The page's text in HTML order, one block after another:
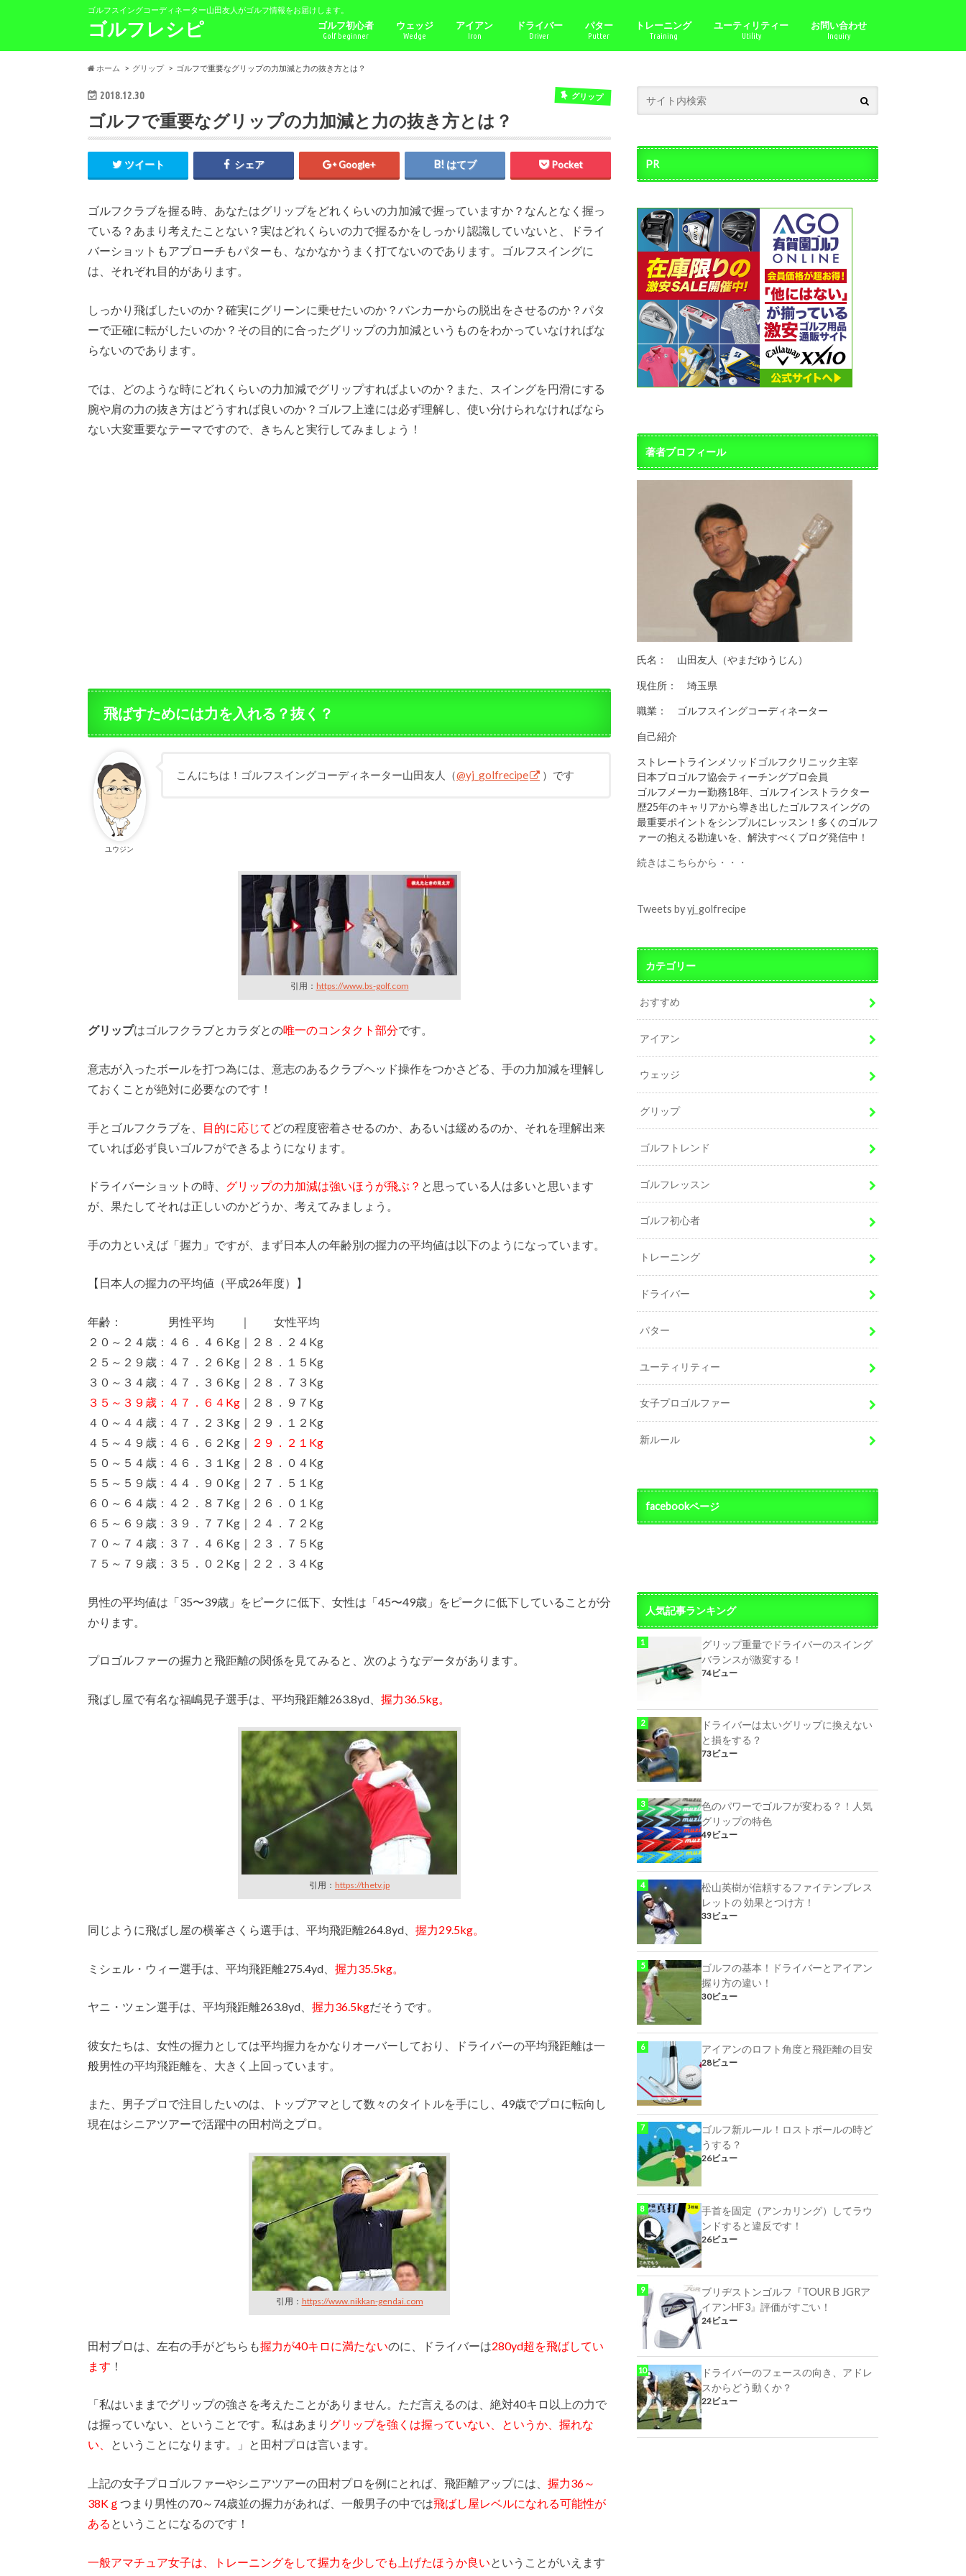
ゴルフスイングコーディネーター山田友人がゴルフ情報をお届けします。
ゴルフレシピ ゴルフ初心者
Golf beginner
ウェッジ
Wedge
アイアン
Iron
ドライバー
Driver
パター
Putter
トレーニング
Training
ユーティリティー
Utility
お問い合わせ
Inquiry
ホーム グリップ ゴルフで重要なグリップの力加減と力の抜き方とは？
2018.12.30 グリップ
ゴルフで重要なグリップの力加減と力の抜き方とは？
ツイート シェア Google+ はてブ Pocket
ゴルフクラブを握る時、あなたはグリップをどれくらいの力加減で握っていますか？なんとなく握っ
ている？あまり考えたことない？実はどれくらいの力で握るかをしっかり認識していないと、ドライ
バーショットもアプローチもパターも、なかなかうまく打てないのであります。ゴルフスイングに
は、それぞれ目的があります。
しっかり飛ばしたいのか？確実にグリーンに乗せたいのか？バンカーからの脱出をさせるのか？パタ
ーで正確に転がしたいのか？その目的に合ったグリップの力加減というものをわかっていなければな
らないのであります。
では、どのような時にどれくらいの力加減でグリップすればよいのか？また、スイングを円滑にする
腕や肩の力の抜き方はどうすれば良いのか？ゴルフ上達には必ず理解し、使い分けられなければなら
ない大変重要なテーマですので、きちんと実行してみましょう！
飛ばすためには力を入れる？抜く？
ユウジン
こんにちは！ゴルフスイングコーディネーター山田友人（@yj_golfrecipe ）です
引用： https://www.bs-golf.com
グリップはゴルフクラブとカラダとの唯一のコンタクト部分です。
意志が入ったボールを打つ為には、意志のあるクラブヘッド操作をつかさどる、手の力加減を理解し
ておくことが絶対に必要なのです！
手とゴルフクラブを、 目的に応じて どの程度密着させるのか、あるいは緩めるのか、それを理解出来
ていれば必ず良いゴルフができるようになります。
ドライバーショットの時、 グリップの力加減は強いほうが飛ぶ？ と思っている人は多いと思います
が、果たしてそれは正しいのかどうか、考えてみましょう。
手の力といえば「握力」ですが、まず日本人の年齢別の握力の平均値は以下のようになっています。
【日本人の握力の平均値（平成26年度）】
年齢： 男性平均 ｜ 女性平均
２０～２４歳：４６．４６Kg｜２８．２４Kg
２５～２９歳：４７．２６Kg｜２８．１５Kg
３０～３４歳：４７．３６Kg｜２８．７３Kg
３５～３９歳：４７．６４Kg ｜２８．９７Kg
４０～４４歳：４７．２３Kg｜２９．１２Kg
４５～４９歳：４６．６２Kg｜ ２９．２１Kg
５０～５４歳：４６．３１Kg｜２８．０４Kg
５５～５９歳：４４．９０Kg｜２７．５１Kg
６０～６４歳：４２．８７Kg｜２６．０１Kg
６５～６９歳：３９．７７Kg｜２４．７２Kg
７０～７４歳：３７．４６Kg｜２３．７５Kg
７５～７９歳：３５．０２Kg｜２２．３４Kg
男性の平均値は「35〜39歳」をピークに低下、女性は「45〜49歳」をピークに低下していることが分
かります。
プロゴルファーの握力と飛距離の関係を見てみると、次のようなデータがあります。
飛ばし屋で有名な福嶋晃子選手は、平均飛距離263.8yd、 握力36.5kg。
引用： https://thetv.jp
同じように飛ばし屋の横峯さくら選手は、平均飛距離264.8yd、 握力29.5kg。
ミシェル・ウィー選手は、平均飛距離275.4yd、 握力35.5kg。
ヤニ・ツェン選手は、平均飛距離263.8yd、 握力36.5kgだそうです。
彼女たちは、女性の握力としては平均握力をかなりオーバーしており、ドライバーの平均飛距離は一
般男性の平均飛距離を、大きく上回っています。
また、男子プロで注目したいのは、トップアマとして数々のタイトルを手にし、49歳でプロに転向し
現在はシニアツアーで活躍中の田村尚之プロ。
引用： https://www.nikkan-gendai.com
田村プロは、左右の手がどちらも握力が40キロに満たないのに、ドライバーは280yd超を飛ばしてい
ます ！
「私はいままでグリップの強さを考えたことがありません。ただ言えるのは、絶対40キロ以上の力で
は握っていない、ということです。私はあまり グリップを強くは握っていない、というか、握れな
い、
ということになります。」と田村プロは言います。
上記の女子プロゴルファーやシニアツアーの田村プロを例にとれば、飛距離アップには、 握力36～
38Kｇ つまり男性の70～74歳並の握力があれば、一般男子の中では飛ばし屋レベルになれる可能性が
ある ということになるのです！
一般アマチュア女子は、トレーニングをして握力を少しでも上げたほうか良い ということがいえます
PR
著者プロフィール
氏名： 山田友人（やまだゆうじん）
現住所： 埼玉県
職業： ゴルフスイングコーディネーター
自己紹介
ストレートラインメソッドゴルフクリニック主宰
日本プロゴルフ協会ティーチングプロ会員
ゴルフメーカー勤務18年、ゴルフインストラクター
歴25年のキャリアから導き出したゴルフスイングの
最重要ポイントをシンプルにレッスン！多くのゴルフ
ァーの抱える勘違いを、解決すべくブログ発信中！
続きはこちらから・・・
Tweets by yj_golfrecipe
カテゴリー
おすすめ
アイアン
ウェッジ
グリップ
ゴルフトレンド
ゴルフレッスン
ゴルフ初心者
トレーニング
ドライバー
パター
ユーティリティー
女子プロゴルファー
新ルール
facebookページ
人気記事ランキング
グリップ重量でドライバーのスイング
バランスが激変する！
74ビュー
ドライバーは太いグリップに換えない
と損をする？
73ビュー
色のパワーでゴルフが変わる？！人気
グリップの特色
49ビュー
松山英樹が信頼するファイテンブレス
レットの 効果とつけ方！
33ビュー
ゴルフの基本！ドライバーとアイアン
握り方の違い！
30ビュー
アイアンのロフト角度と飛距離の目安
28ビュー
ゴルフ新ルール！ロストボールの時ど
うする？
26ビュー
手首を固定（アンカリング）してラウ
ンドすると違反です！
26ビュー
ブリヂストンゴルフ『TOUR B JGRア
イアンHF3』評価がすごい！
24ビュー
ドライバーのフェースの向き、アドレ
スからどう動くか？
22ビュー